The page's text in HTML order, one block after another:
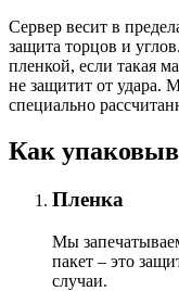
Сервер весит в
защита торцов и
пленкой, если такая
не защитит от удара.
специально
Как
Пленка
Мы
пакет – это
случаи.